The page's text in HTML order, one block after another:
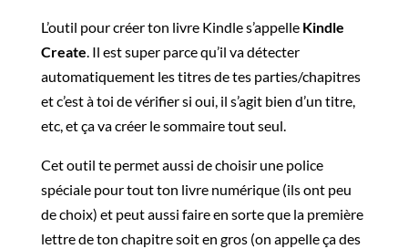
L’outil pour créer ton livre Kindle s’appelle Kindle
Create. Il est super parce qu’il va détecter
automatiquement les titres de tes parties/chapitres
et c’est à toi de vérifier si oui, il s’agit bien d’un titre,
etc, et ça va créer le sommaire tout seul.
Cet outil te permet aussi de choisir une police
spéciale pour tout ton livre numérique (ils ont peu
de choix) et peut aussi faire en sorte que la première
lettre de ton chapitre soit en gros (on appelle ça des